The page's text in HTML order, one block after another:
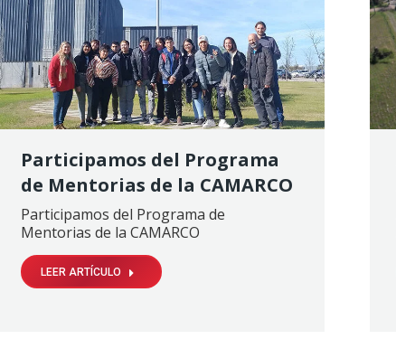
Participamos del Programa
de Mentorias de la CAMARCO
Participamos del Programa de
Mentorias de la CAMARCO
LEER ARTÍCULO